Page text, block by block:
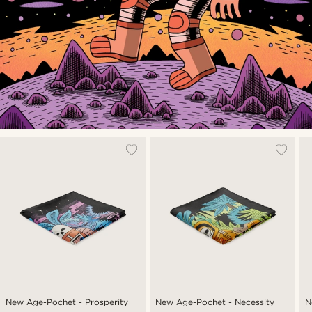
New Age-Pochet - Prosperity New Age-Pochet - Necessity